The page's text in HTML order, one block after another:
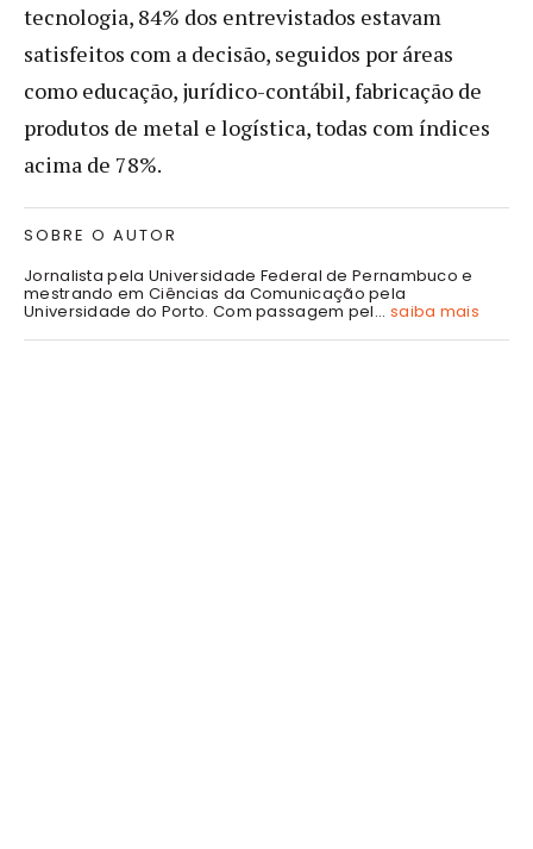
tecnologia, 84% dos entrevistados estavam
satisfeitos com a decisão, seguidos por áreas
como educação, jurídico-contábil, fabricação de
produtos de metal e logística, todas com índices
acima de 78%.
SOBRE O AUTOR
Jornalista pela Universidade Federal de Pernambuco e
mestrando em Ciências da Comunicação pela
Universidade do Porto. Com passagem pel... saiba mais